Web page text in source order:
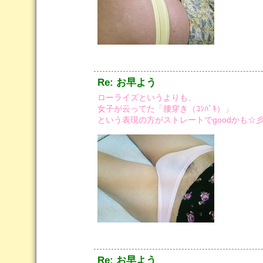
Re: お早よう
ローライズというよりも、
女子が云ってた「腰穿き（ｺｼﾊﾞｷ）」
という表現の方がストレートでgoodかも☆
Re: お早よう